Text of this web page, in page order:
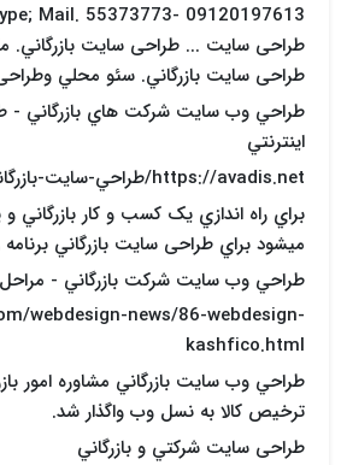
طراحی سایت ... طراحی سایت بازرگاني.
طراحی سایت بازرگاني. سئو محلي
طراحي وب سايت شرکت هاي بازرگاني -
اينترنتي
https://avadis.net/طراحي-سايت-بازرگاني
براي راه اندازي يک کسب و کار بازرگاني و
ميشود براي طراحی سایت بازرگاني
طراحي وب سايت شرکت بازرگاني -
webdesign-news/86-webdesign-
kashfico.html
طراحي وب سايت بازرگاني مشاوره امور
ترخيص کالا به نسل وب واگذار شد.
طراحی سایت شرکتي و بازرگاني